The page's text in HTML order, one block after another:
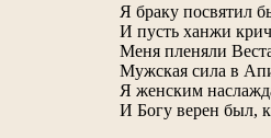
Я браку посвятил
И пусть ханжи
Меня пленяли
Мужская сила в
Я женским
И Богу верен был,